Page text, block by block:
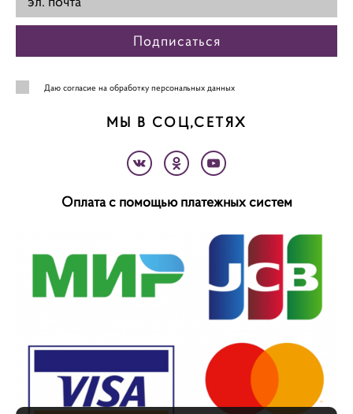
Подписаться
Даю согласие на обработку персональных данных
МЫ В СОЦ,СЕТЯХ
Оплата с помощью платежных систем